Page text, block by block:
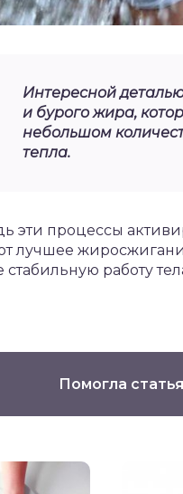
Интересной
и бурого жира,
небольшом
тепла.
эти процессы
лучшее
стабильную работу
Помогла